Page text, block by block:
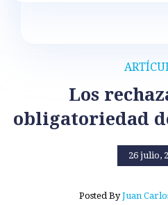
Los
obligatoriedad
26 julio,
Posted ByJuan